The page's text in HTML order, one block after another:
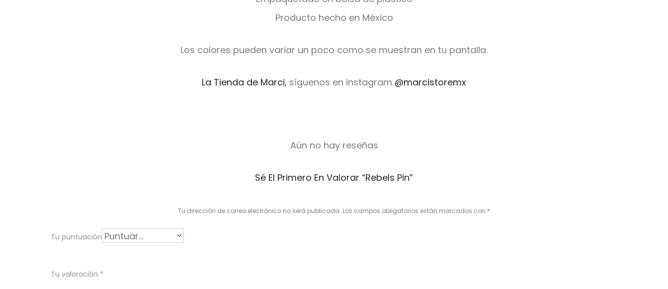
Producto hecho en México
Los colores pueden variar un poco como se muestran en tu pantalla.
La Tienda de Marci, síguenos en instagram @marcistoremx
r
c
Aún no hay reseñas
Sé El Primero En Valorar “Rebels Pin”
Tu dirección de correo electrónico no será publicada. Los campos obligatorios están marcados con *
Tu puntuación
Tu valoración *